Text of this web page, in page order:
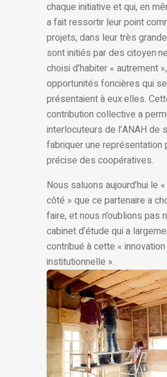
chaque initiative et qui, en
a fait ressortir leur point
projets, dans leur très
sont initiés par des
choisi d’habiter « autrement
opportunités foncières qui se
présentaient à eux·elles.
contribution collective a
interlocuteurs de l’ANAH de
fabriquer une représentation
précise des coopératives.
Nous saluons aujourd’hui le
côté » que ce partenaire a
faire, et nous n’oublions pas
cabinet d’étude qui a
contribué à cette « innovation
institutionnelle ».